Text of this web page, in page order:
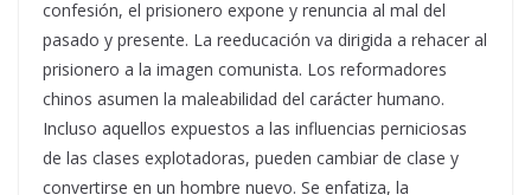
confesión, el prisionero expone y renuncia al mal del
pasado y presente. La reeducación va dirigida a rehacer al
prisionero a la imagen comunista. Los reformadores
chinos asumen la maleabilidad del carácter humano.
Incluso aquellos expuestos a las influencias perniciosas
de las clases explotadoras, pueden cambiar de clase y
convertirse en un hombre nuevo. Se enfatiza, la